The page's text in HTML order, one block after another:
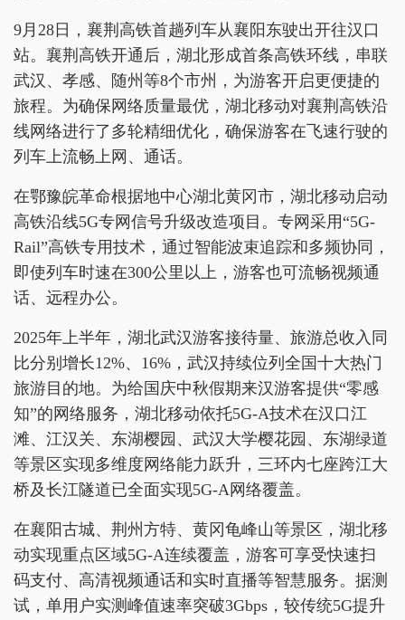
9月28日，襄荆高铁首趟列车从襄阳东驶出开往汉口
站。襄荆高铁开通后，湖北形成首条高铁环线，串联
武汉、孝感、随州等8个市州，为游客开启更便捷的
旅程。为确保网络质量最优，湖北移动对襄荆高铁沿
线网络进行了多轮精细优化，确保游客在飞速行驶的
列车上流畅上网、通话。
在鄂豫皖革命根据地中心湖北黄冈市，湖北移动启动
高铁沿线5G专网信号升级改造项目。专网采用“5G-
Rail”高铁专用技术，通过智能波束追踪和多频协同，
即使列车时速在300公里以上，游客也可流畅视频通
话、远程办公。
2025年上半年，湖北武汉游客接待量、旅游总收入同
比分别增长12%、16%，武汉持续位列全国十大热门
旅游目的地。为给国庆中秋假期来汉游客提供“零感
知”的网络服务，湖北移动依托5G-A技术在汉口江
滩、江汉关、东湖樱园、武汉大学樱花园、东湖绿道
等景区实现多维度网络能力跃升，三环内七座跨江大
桥及长江隧道已全面实现5G-A网络覆盖。
在襄阳古城、荆州方特、黄冈龟峰山等景区，湖北移
动实现重点区域5G-A连续覆盖，游客可享受快速扫
码支付、高清视频通话和实时直播等智慧服务。据测
试，单用户实测峰值速率突破3Gbps，较传统5G提升